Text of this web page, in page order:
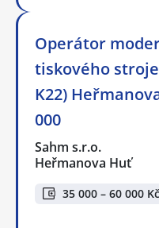
Operátor
tiskového
K22)
000
Sahm s.r.o.
Heřmanova Huť
35 000 – 60 000 Kč